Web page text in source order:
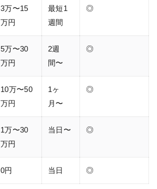
3万〜15
万円
最短1
週間
◎
5万〜30
万円
2週
間〜
◎
10万〜50
万円
1ヶ
月〜
◎
1万〜30
万円
当日〜 ◎
0円 当日 ◎